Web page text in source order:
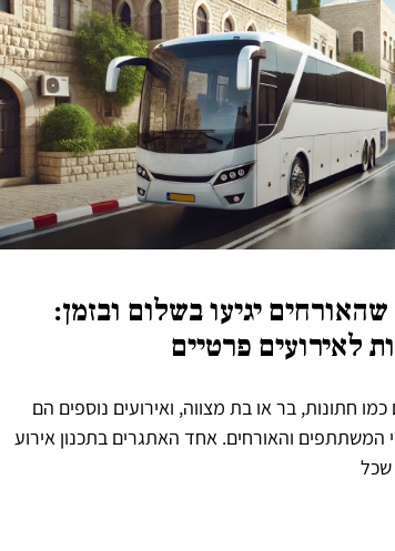
יגיעו בשלום ובזמן:
לאירועים פרטיים
חתונות, בר או בת מצווה, ואירועים נוספים הם
המשתתפים והאורחים. אחד האתגרים בתכנון אירוע
שכל